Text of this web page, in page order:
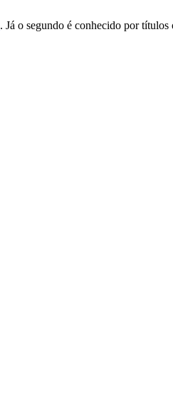
. Já o segundo é conhecido por